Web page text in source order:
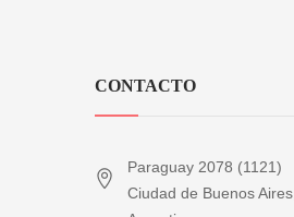
CONTACTO
Paraguay 2078 (1121)
Ciudad de Buenos Aires,